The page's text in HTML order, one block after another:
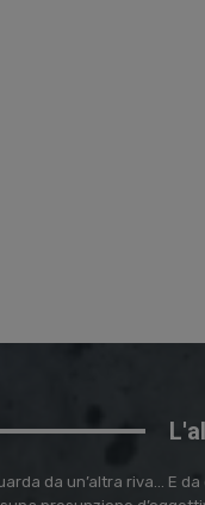
da un’altra riva… E